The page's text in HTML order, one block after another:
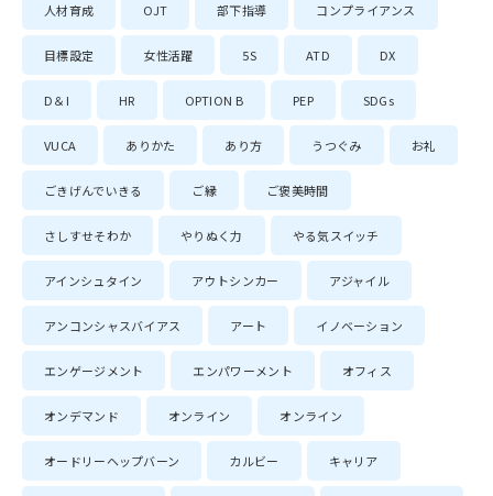
人材育成 OJT 部下指導 コンプライアンス
目標設定 女性活躍 5S ATD DX
D＆I HR OPTION B PEP SDGs
VUCA ありかた あり方 うつぐみ お礼
ごきげんでいきる ご縁 ご褒美時間
さしすせそわか やりぬく力 やる気スイッチ
アインシュタイン アウトシンカー アジャイル
アンコンシャスバイアス アート イノベーション
エンゲージメント エンパワーメント オフィス
オンデマンド オンライン オンライン
オードリーヘップバーン カルビー キャリア